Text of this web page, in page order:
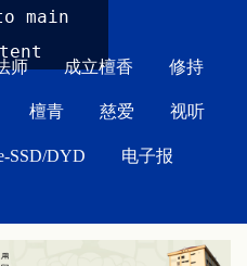
main
师 成立檀香 修持
檀青 慈爱 视听
SSD/DYD 电子报